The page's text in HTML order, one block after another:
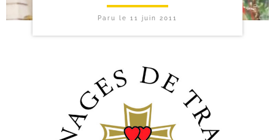
Paru le 11 juin 2011